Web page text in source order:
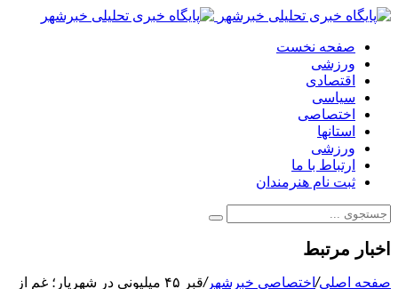
صفحه نخست
ورزشی
اقتصادی
سیاسی
اختصاصی
استانها
ورزشی
ارتباط با ما
ثبت نام هنرمندان
اخبار مرتبط
صفحه اصلی/اختصاصی خبرشهر/
قبر ۴۵ میلیونی در شهریار؛ غم از